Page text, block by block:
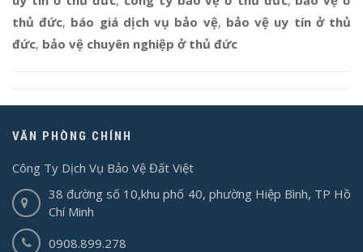
thủ đức, báo giá dịch vụ bảo vệ, bảo vệ uy tín ở thủ
đức, bảo vệ chuyên nghiệp ở thủ đức
VĂN PHÒNG CHÍNH
Công Ty Dịch Vụ Bảo Vệ Đất Việt
38 đường số 10,khu phố 40, phường Hiệp Bình, TP Hồ
Chí Minh
0908.899.278